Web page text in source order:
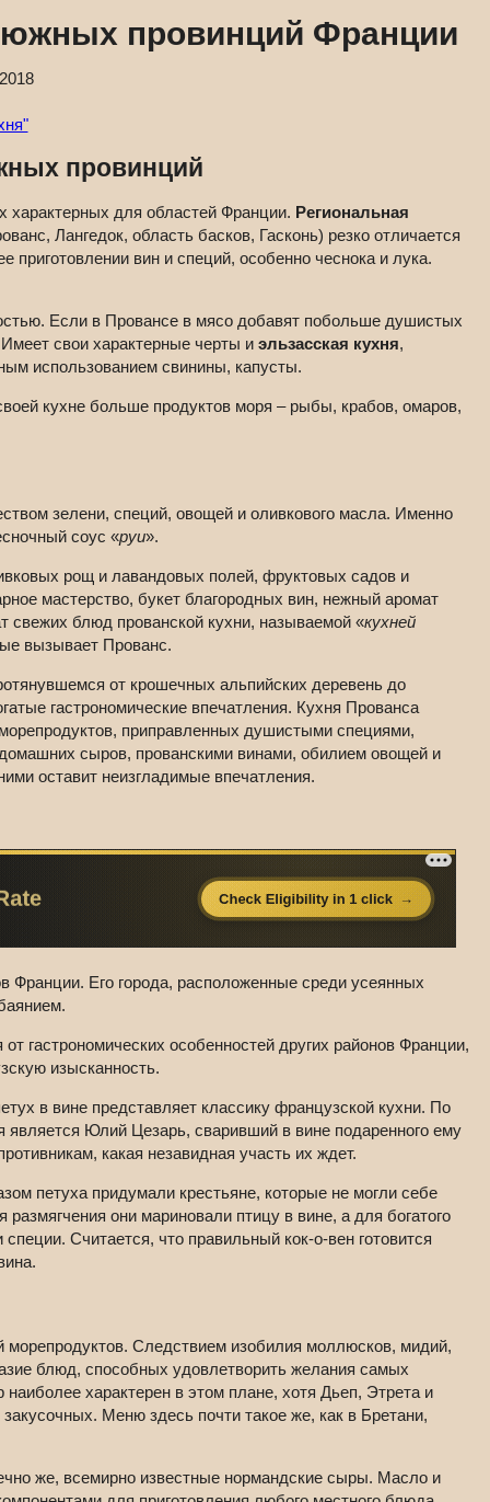
южных провинций Франции
провинций
характерных для областей Франции. Региональная
Лангедок, область басков, Гасконь) резко отличается
вин и специй, особенно чеснока и лука.
Если в Провансе в мясо добавят побольше душистых
Имеет свои характерные черты и эльзасская кухня,
использованием свинины, капусты.
кухне больше продуктов моря – рыбы, крабов, омаров,
зелени, специй, овощей и оливкового масла. Именно
соус «руи».
рощ и лавандовых полей, фруктовых садов и
мастерство, букет благородных вин, нежный аромат
свежих блюд прованской кухни, называемой «кухней
вызывает Прованс.
от крошечных альпийских деревень до
гастрономические впечатления. Кухня Прованса
приправленных душистыми специями,
сыров, прованскими винами, обилием овощей и
оставит неизгладимые впечатления.
Франции. Его города, располо­женные среди усеянных
гастрономических особенностей других районов Франции,
изысканность.
в вине представляет классику французской кухни. По
является Юлий Цезарь, сваривший в вине подаренного ему
какая незавидная участь их ждет.
петуха придумали крестьяне, которые не могли себе
они мариновали птицу в вине, а для богатого
Считается, что правильный кок-о-вен готовится
Следствием изобилия моллюсков, мидий,
блюд, способных удовлетворить желания самых
характерен в этом плане, хотя Дьеп, Этрета и
Меню здесь почти такое же, как в Бретани,
же, всемирно известные нормандские сыры. Масло и